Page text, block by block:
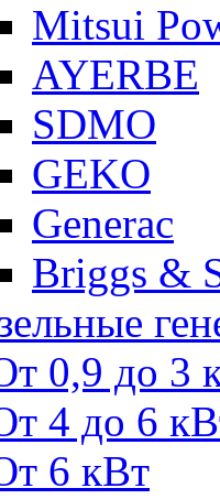
Mitsui
AYERBE
SDMO
GEKO
Generac
Briggs &
0,9 до 3
4 до 6
6 кВт